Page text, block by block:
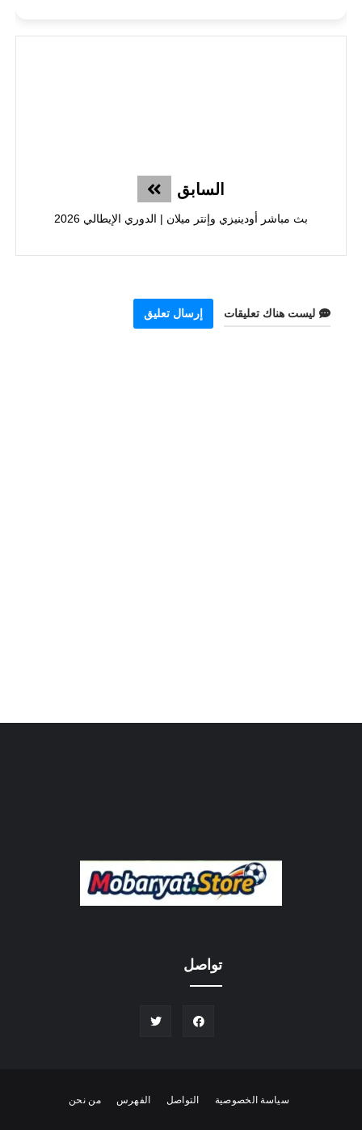
السابق
بث مباشر أودينيزي وإنتر ميلان | الدوري الإيطالي 2026
ليست هناك تعليقات إرسال تعليق
تواصل
سياسة الخصوصية التواصل الفهرس من نحن